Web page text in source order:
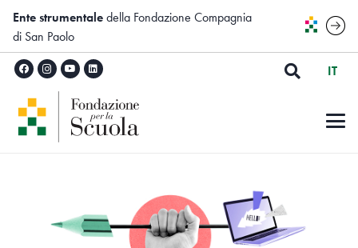
Ente strumentaledella Fondazione Compagnia
di San Paolo